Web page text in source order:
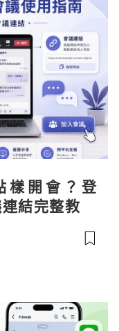
樣開會？登
結完整教學